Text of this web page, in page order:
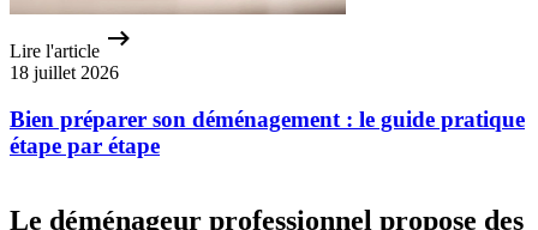
Lire l'article
18 juillet 2026
Bien préparer son déménagement : le guide pratique
étape par étape
Le déménageur professionnel propose des